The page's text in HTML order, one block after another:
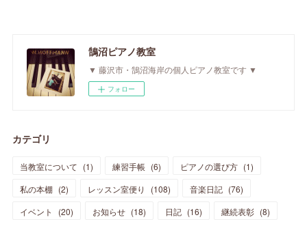
鵠沼ピアノ教室
▼ 藤沢市・鵠沼海岸の個人ピアノ教室です ▼
フォロー
カテゴリ
当教室について (1) 練習手帳 (6) ピアノの選び方 (1)
私の本棚 (2) レッスン室便り (108) 音楽日記 (76)
イベント
(20) お知らせ (18) 日記 (16) 継続表彰 (8)